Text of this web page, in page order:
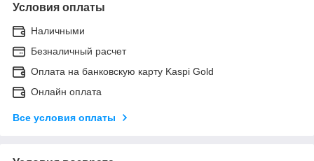
Условия оплаты
Наличными
Безналичный расчет
Оплата на банковскую карту Kaspi Gold
Онлайн оплата
Все условия оплаты